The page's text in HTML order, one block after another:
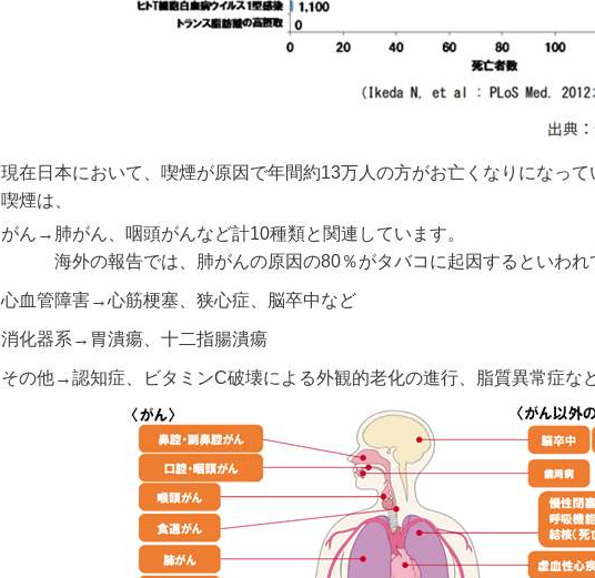
現在日本において、喫煙が原因で年間約13万人の方がお亡くなりになって
喫煙は、
がん→肺がん、咽頭がんなど計10種類と関連しています。
海外の報告では、肺がんの原因の80％がタバコに起因するといわれ
心血管障害→心筋梗塞、狭心症、脳卒中など
消化器系→胃潰瘍、十二指腸潰瘍
その他→認知症、ビタミンC破壊による外観的老化の進行、脂質異常症な